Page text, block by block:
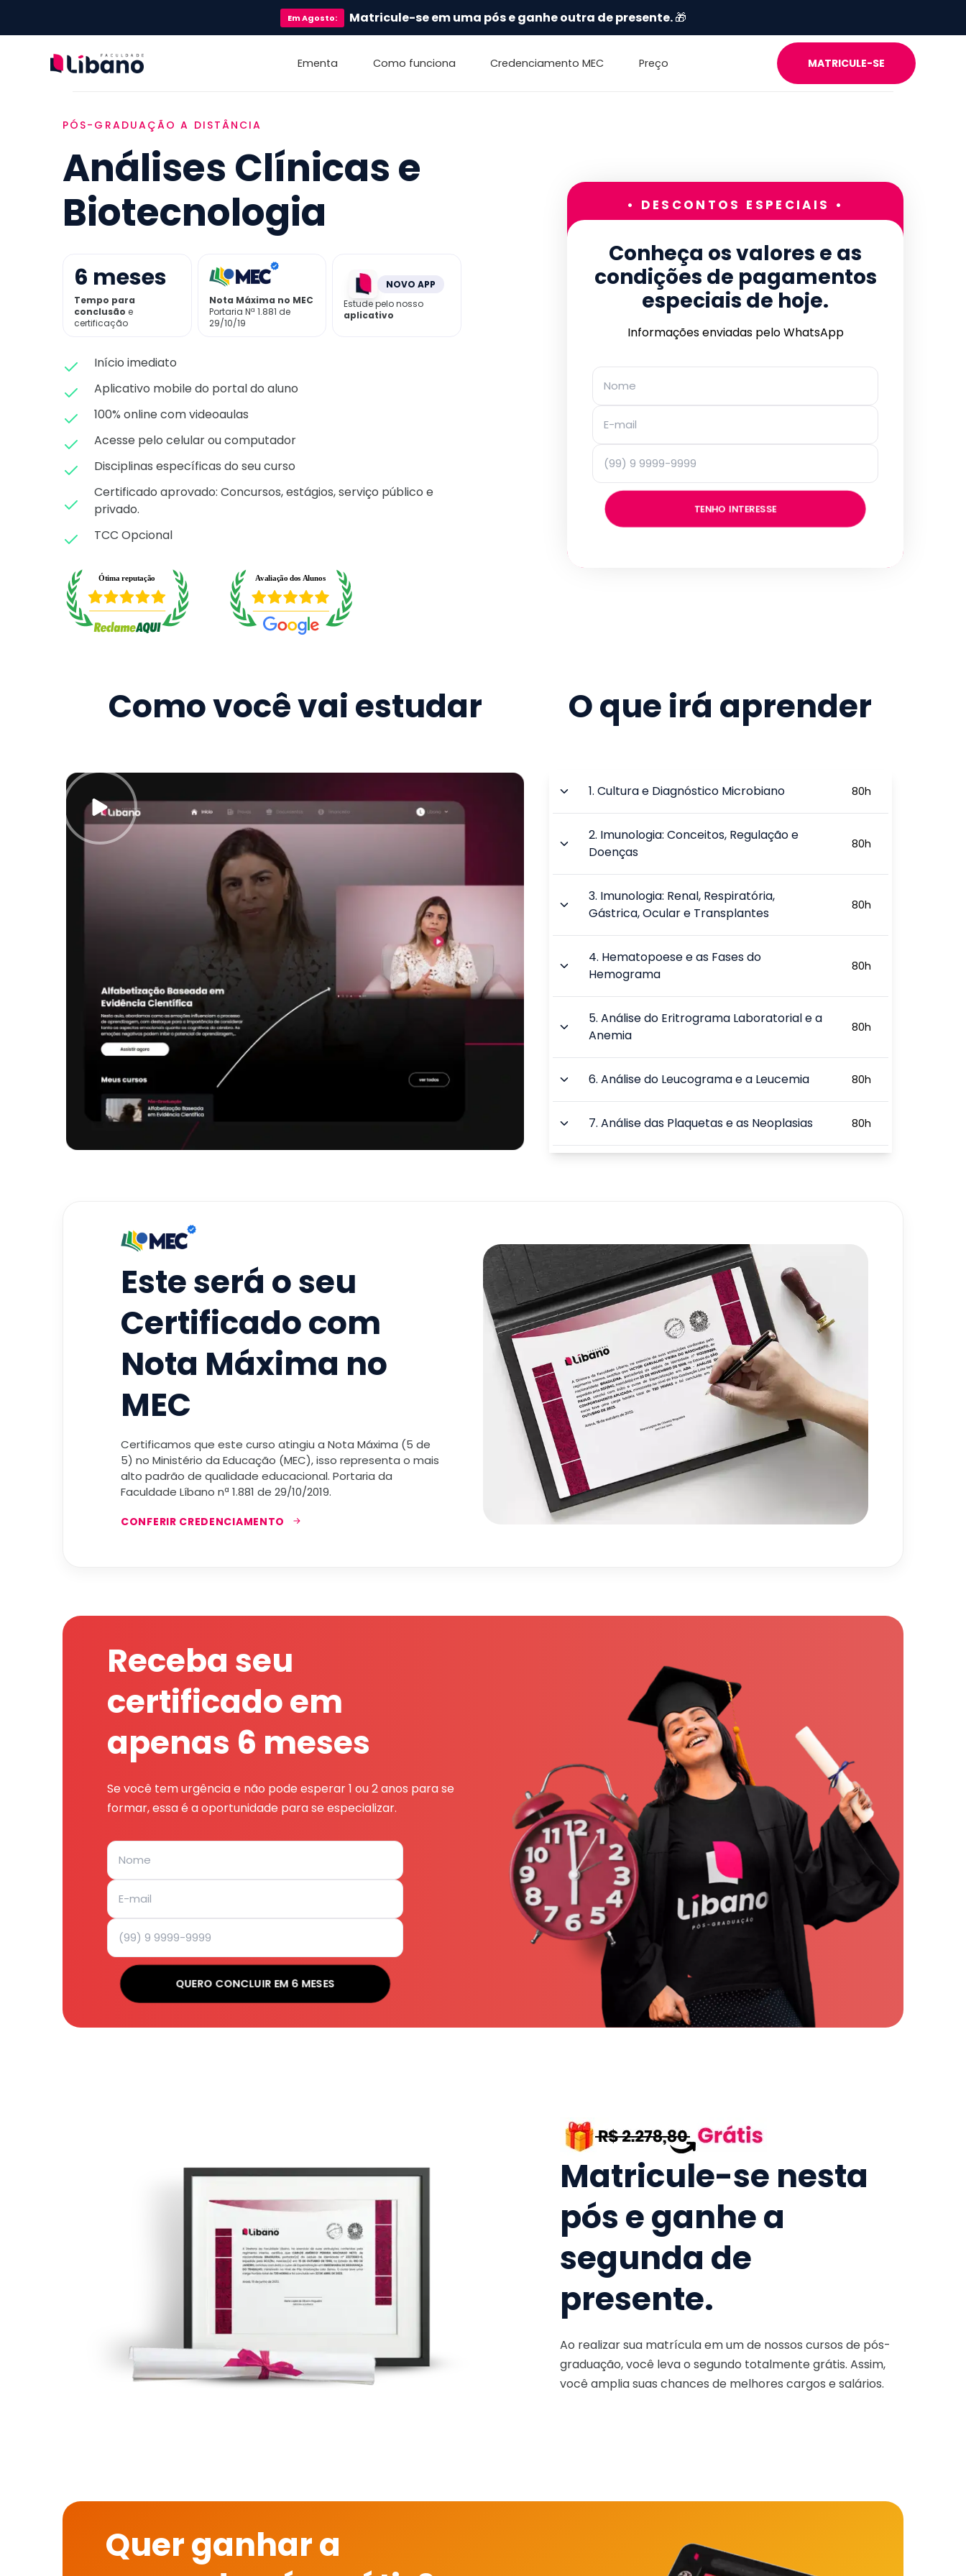
EmAgosto: Matricule-se em uma pós e ganhe outra de presente.🎁
Ementa Como funciona Credenciamento MEC Preço MATRICULE-SE
PÓS-GRADUAÇÃO A DISTÂNCIA
Análises Clínicas e
Biotecnologia
6 meses
Tempo para
conclusão e
certificação
Nota Máxima no MEC
Portaria Nª 1.881 de
29/10/19
NOVO APP
Estude pelo nosso
aplicativo
Início imediato
Aplicativo mobile do portal do aluno
100% online com videoaulas
Acesse pelo celular ou computador
Disciplinas específicas do seu curso
Certificado aprovado: Concursos, estágios, serviço público e
privado.
TCC Opcional
• DESCONTOS ESPECIAIS •
Conheça os valores e as
condições de pagamentos
especiais de hoje.
Informações enviadas pelo WhatsApp
TENHO INTERESSE
Como você vai estudar O que irá aprender
1.Cultura e Diagnóstico Microbiano 80h
2. Imunologia: Conceitos, Regulação e
Doenças
80h
3. Imunologia: Renal, Respiratória,
Gástrica, Ocular e Transplantes
80h
4. Hematopoese e as Fases do
Hemograma
80h
5.Análise do Eritrograma Laboratorial e a
Anemia
80h
6.Análise do Leucograma e a Leucemia 80h
7.Análise das Plaquetas e as Neoplasias 80h
Epidemiológica
TOTAL:
Este será o seu
Certificado com
Nota Máxima no
MEC
Certificamos que este curso atingiu a Nota Máxima (5 de
5) no Ministério da Educação (MEC), isso representa o mais
alto padrão de qualidade educacional. Portaria da
Faculdade Líbano nª 1.881 de 29/10/2019.
CONFERIR CREDENCIAMENTO
Receba seu
certificado em
apenas 6 meses
Se você tem urgência e não pode esperar 1 ou 2 anos para se
formar, essa é a oportunidade para se especializar.
QUERO CONCLUIR EM 6 MESES
Matricule-se nesta
pós e ganhe a
segunda de
presente.
Ao realizar sua matrícula em um de nossos cursos de pós-
graduação, você leva o segundo totalmente grátis. Assim,
você amplia suas chances de melhores cargos e salários.
Quer ganhar a